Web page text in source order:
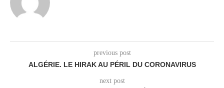
previous post
ALGÉRIE. LE HIRAK AU PÉRIL DU CORONAVIRUS
next post